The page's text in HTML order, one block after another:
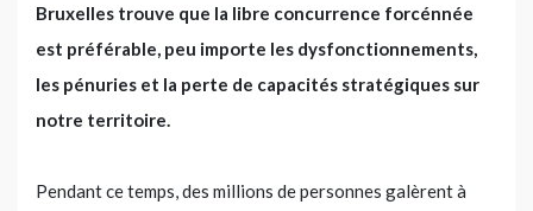
Bruxelles trouve que la libre concurrence forcénnée
est préférable, peu importe les dysfonctionnements,
les pénuries et la perte de capacités stratégiques sur
notre territoire.
Pendant ce temps, des millions de personnes galèrent à